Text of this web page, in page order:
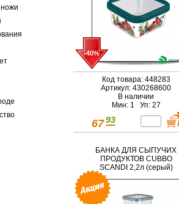
-40%
Код товара: 448283
Артикул: 430268600
В наличии
Мин: 1 Уп: 27
67 93
БАНКА ДЛЯ СЫПУЧИХ
ПРОДУКТОВ CUBBO
SCANDI 2,2л (серый)